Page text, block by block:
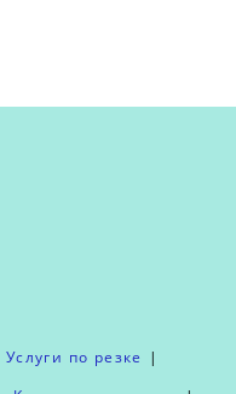
Услуги по резке